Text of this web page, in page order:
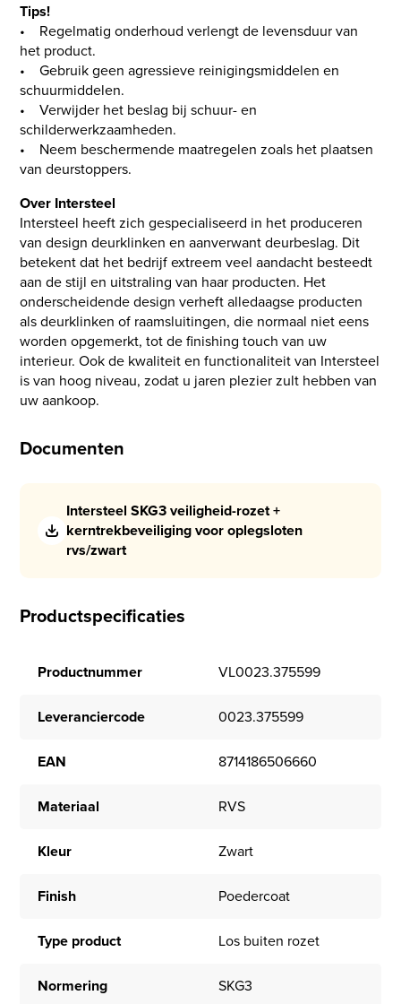
Tips!
• Regelmatig onderhoud verlengt de levensduur van
het product.
• Gebruik geen agressieve reinigingsmiddelen en
schuurmiddelen.
• Verwijder het beslag bij schuur- en
schilderwerkzaamheden.
• Neem beschermende maatregelen zoals het plaatsen
van deurstoppers.
Over Intersteel
Intersteel heeft zich gespecialiseerd in het produceren
van design deurklinken en aanverwant deurbeslag. Dit
betekent dat het bedrijf extreem veel aandacht besteedt
aan de stijl en uitstraling van haar producten. Het
onderscheidende design verheft alledaagse producten
als deurklinken of raamsluitingen, die normaal niet eens
worden opgemerkt, tot de finishing touch van uw
interieur. Ook de kwaliteit en functionaliteit van Intersteel
is van hoog niveau, zodat u jaren plezier zult hebben van
uw aankoop.
Documenten
Intersteel SKG3 veiligheid-rozet +
kerntrekbeveiliging voor oplegsloten
rvs/zwart
Productspecificaties
Productnummer VL0023.375599
Leveranciercode 0023.375599
EAN 8714186506660
Materiaal RVS
Kleur Zwart
Finish Poedercoat
Type product Los buiten rozet
Normering SKG3